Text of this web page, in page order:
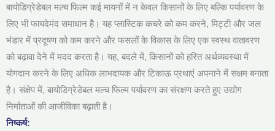
बायोडिग्रेडेबल मल्च फिल्म कई मायनों में न केवल किसानों के लिए बल्कि पर्यावरण के
लिए भी फायदेमंद समाधान है। यह प्लास्टिक कचरे को कम करने, मिट्टी और जल
भंडार में प्रदूषण को कम करने और फसलों के विकास के लिए एक स्वस्थ वातावरण
को बढ़ावा देने में मदद करता है। यह, बदले में, किसानों को हरित अर्थव्यवस्था में
योगदान करने के लिए अधिक लाभदायक और टिकाऊ प्रथाएं अपनाने में सक्षम बनाता
है। संक्षेप में, बायोडिग्रेडेबल मल्च फिल्म पर्यावरण का संरक्षण करते हुए उद्योग
निर्माताओं की आजीविका बढ़ाती है।
निष्कर्ष: